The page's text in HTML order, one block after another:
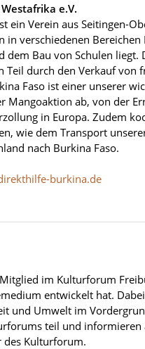
e.V.
ein Verein aus Seitingen-
in verschiedenen
dem Bau von Schulen
durch den Verkauf von
Faso ist einer unserer
Mangoaktion ab, von der
in Europa. Zudem
wie dem Transport
nach Burkina Faso.
burkina.de
im Kulturforum
entwickelt hat.
und Umwelt im
teil und informieren
des Kulturforum.